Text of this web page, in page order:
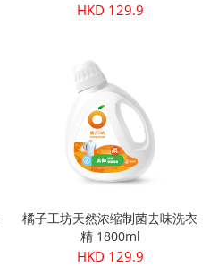
HKD 129.9
橘子工坊天然浓缩制菌去味洗衣
精 1800ml
HKD 129.9